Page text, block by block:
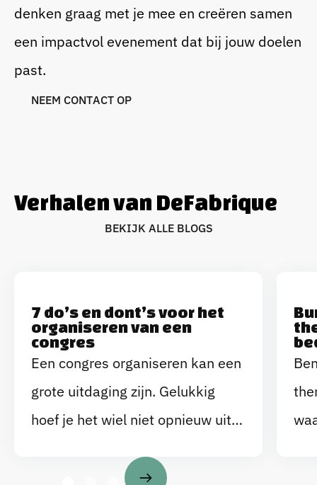
denken graag met je mee en creëren samen
een impactvol evenement dat bij jouw doelen
past.
NEEM CONTACT OP
Verhalen van DeFabrique
BEKIJK ALLE BLOGS
7 do’s en dont’s voor het
organiseren van een
congres
Een congres organiseren kan een
grote uitdaging zijn. Gelukkig
hoef je het wiel niet opnieuw uit
wat ongeschreven regels die je